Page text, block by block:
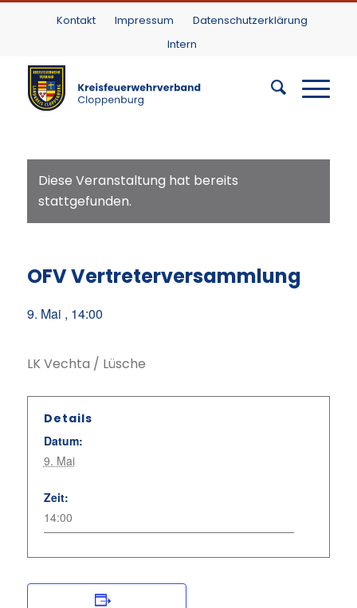
Kontakt Impressum
Datenschutzerklärung
Intern
Diese Veranstaltung hat bereits
stattgefunden.
OFV Vertreterversammlung
9. Mai , 14:00
LK Vechta / Lüsche
Details
Datum:
9. Mai
Zeit:
14:00